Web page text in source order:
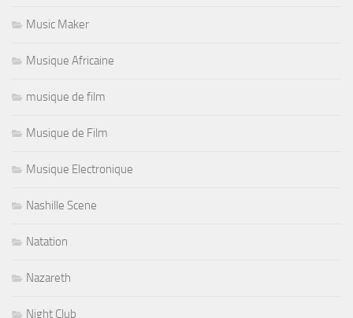
Music Maker
Musique Africaine
musique de film
Musique de Film
Musique Electronique
Nashille Scene
Natation
Nazareth
Night Club